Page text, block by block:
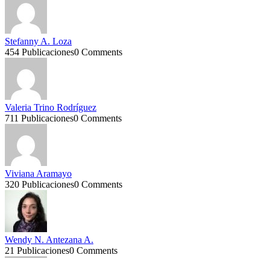
Stefanny A. Loza
454 Publicaciones0 Comments
Valeria Trino Rodríguez
711 Publicaciones0 Comments
Viviana Aramayo
320 Publicaciones0 Comments
Wendy N. Antezana A.
21 Publicaciones0 Comments